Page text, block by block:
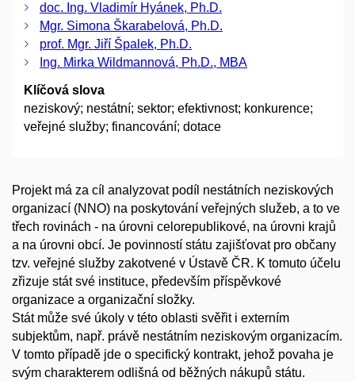
doc. Ing. Vladimír Hyánek, Ph.D.
Mgr. Simona Škarabelová, Ph.D.
prof. Mgr. Jiří Špalek, Ph.D.
Ing. Mirka Wildmannová, Ph.D., MBA
Klíčová slova
neziskový; nestátní; sektor; efektivnost; konkurence;
veřejné služby; financování; dotace
Projekt má za cíl analyzovat podíl nestátních neziskových
organizací (NNO) na poskytování veřejných služeb, a to ve
třech rovinách - na úrovni celorepublikové, na úrovni krajů
a na úrovni obcí. Je povinností státu zajišťovat pro občany
tzv. veřejné služby zakotvené v Ústavě ČR. K tomuto účelu
zřizuje stát své instituce, především příspěvkové
organizace a organizační složky.
Stát může své úkoly v této oblasti svěřit i externím
subjektům, např. právě nestátním neziskovým organizacím.
V tomto případě jde o specifický kontrakt, jehož povaha je
svým charakterem odlišná od běžných nákupů státu.